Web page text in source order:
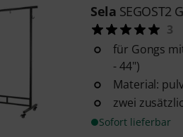
Sela SEGOST2
3
für Gongs
- 44")
Material:
zwei
Sofort lieferbar